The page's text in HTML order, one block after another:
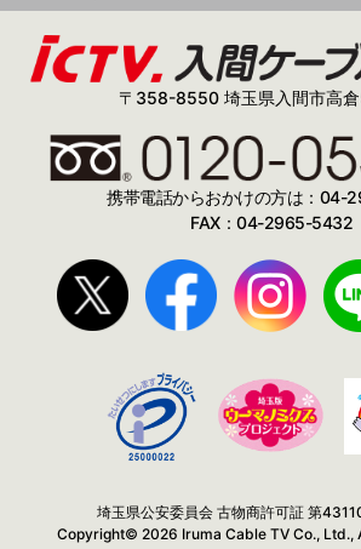
〒358-8550 埼玉県入間市高
携帯電話からおかけの方は：04-
FAX：04-2965-5432
埼玉県公安委員会 古物商許可証 第
Copyright© 2026 Iruma Cable TV Co., Ltd.,